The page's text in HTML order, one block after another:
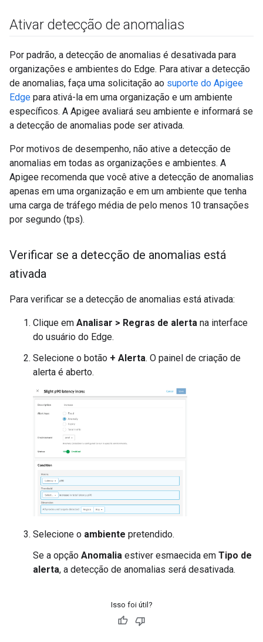
Ativar detecção de anomalias
Por padrão, a detecção de anomalias é desativada para
organizações e ambientes do Edge. Para ativar a detecção
de anomalias, faça uma solicitação ao suporte do Apigee
Edge para ativá-la em uma organização e um ambiente
específicos. A Apigee avaliará seu ambiente e informará se
a detecção de anomalias pode ser ativada.
Por motivos de desempenho, não ative a detecção de
anomalias em todas as organizações e ambientes. A
Apigee recomenda que você ative a detecção de anomalias
apenas em uma organização e em um ambiente que tenha
uma carga de tráfego média de pelo menos 10 transações
por segundo (tps).
Verificar se a detecção de anomalias está
ativada
Para verificar se a detecção de anomalias está ativada:
Clique em Analisar > Regras de alerta na interface
do usuário do Edge.
Selecione o botão + Alerta. O painel de criação de
alerta é aberto.
Selecione o ambiente pretendido.
Se a opção Anomalia estiver esmaecida em Tipo de
alerta, a detecção de anomalias será desativada.
Isso foi útil?